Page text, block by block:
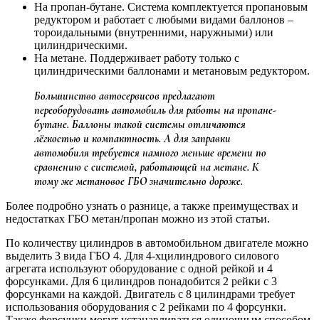
На пропан-бутане. Система комплектуется пропановым
редуктором и работает с любыми видами баллонов –
тороидальными (внутренними, наружными) или
цилиндрическими.
На метане. Поддерживает работу только с
цилиндрическими баллонами и метановым редуктором.
Большинство автосервисов предлагают
переоборудовать автомобиль для работы на пропане-
бутане. Баллоны такой системы отличаются
лёгкостью и компактность. А для заправки
автомобиля требуется намного меньше времени по
сравнению с системой, работающей на метане. К
тому же метановое ГБО значительно дороже.
Более подробно узнать о разнице, а также преимуществах и
недостатках ГБО метан/пропан можно из этой статьи.
По количеству цилиндров в автомобильном двигателе можно
выделить 3 вида ГБО 4. Для 4-хцилиндрового силового
агрегата используют оборудование с одной рейкой и 4
форсунками. Для 6 цилиндров понадобится 2 рейки с 3
форсунками на каждой. Двигатель с 8 цилиндрами требует
использования оборудования с 2 рейками по 4 форсунки.